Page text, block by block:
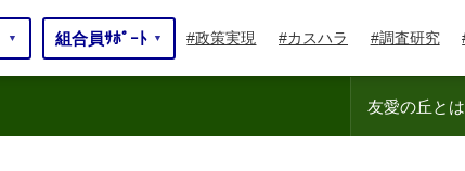
▼ 組合員ｻﾎﾟｰﾄ ▼ 政策実現 カスハラ 調査研究
友愛の丘とは